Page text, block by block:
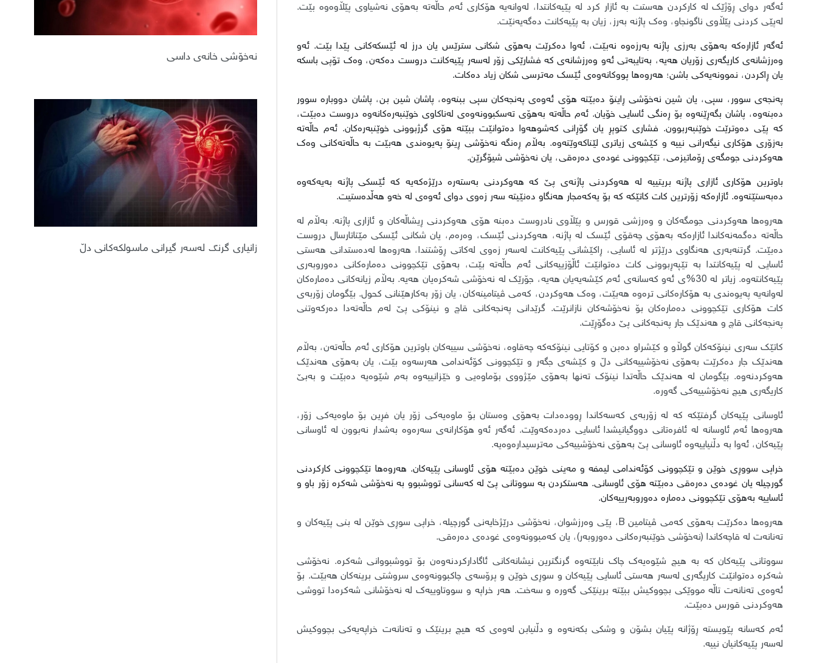
ئەگەر دوای ڕۆژێک لە کارکردن هەستت بە ئازار کرد لە پێیەکانتدا، لەوانەیە هۆکاری ئەم حاڵەتە بەهۆی نەشیاوی پێڵاوەوە بێت.
لەپێی کردنی پێڵاوی ناگونجاو، وەک پاژنە بەرز، زیان بە پێیەکانت دەگەیەنێت.
ئەگەر ئازارەکە بەهۆی بەرزی پاژنە بەرزەوە نەبێت، ئەوا دەکرێت بەهۆی شکانی سترێس یان درز لە ئێسکەکانی پێدا بێت. ئەو
وەرزشانەی کاریگەری زۆریان هەیە، بەتایبەتی ئەو وەرزشانەی کە فشارێکی زۆر لەسەر پێیەکانت دروست دەکەن، وەک تۆپی باسکە
یان ڕاکردن، نموونەیەکی باشن؛ هەروەها پووکانەوەی ئێسک مەترسی شکان زیاد دەکات.
پەنجەی سوور، سپی، یان شین نەخۆشی ڕاینۆ دەبێتە هۆی ئەوەی پەنجەکان سپی ببنەوە، پاشان شین بن، پاشان دووبارە سوور
دەبنەوە، پاشان بگەڕێنەوە بۆ ڕەنگی ئاسایی خۆیان. ئەم حاڵەتە بەهۆی تەسکبوونەوەی لەناکاوی خوێنبەرەکانەوە دروست دەبێت،
کە پێی دەوترێت خوێنبەربوون. فشاری کتوپڕ یان گۆڕانی کەشوهەوا دەتوانێت ببێتە هۆی گرژبوونی خوێنبەرەکان. ئەم حاڵەتە
بەزۆری هۆکاری نیگەرانی نییە و کێشەی زیاتری لێناکەوێتەوە. بەڵام ڕەنگە نەخۆشی ڕینۆ پەیوەندی هەبێت بە حاڵەتەکانی وەک
هەوکردنی جومگەی ڕۆماتیزمی، تێکچوونی غودەی دەرەقی، یان نەخۆشی شیۆگرێن.
باوترین هۆکاری ئازاری پاژنە بریتییە لە هەوکردنی پاژنەی پێ کە هەوکردنی بەستەرە درێژەکەیە کە ئێسکی پاژنە بەیەکەوە
دەبەستێتەوە. ئازارەکە زۆرترین کات کاتێکە کە بۆ یەکەمجار هەنگاو دەنێیتە سەر زەوی دوای ئەوەی لە خەو هەڵدەستیت.
هەروەها هەوکردنی جومگەکان و وەرزشی قورس و پێڵاوی نادروست دەبنە هۆی هەوکردنی ڕیشاڵەکان و ئازاری پاژنە. بەڵام لە
حاڵەتە دەگمەنەکاندا ئازارەکە بەهۆی چەقۆی ئێسک لە پاژنە، هەوکردنی ئێسک، وەرەم، یان شکانی ئێسکی مێتاتارسال دروست
دەبێت. گرتنەبەری هەنگاوی درێژتر لە ئاسایی، ڕاکێشانی پێیەکانت لەسەر زەوی لەکاتی ڕۆشتندا، هەروەها لەدەستدانی هەستی
ئاسایی لە پێیەکانتدا بە تێپەڕبوونی کات دەتوانێت ئاڵۆزییەکانی ئەم حاڵەتە بێت، بەهۆی تێکچوونی دەمارەکانی دەوروبەری
پێیەکانتەوە. زیاتر لە 30%ی ئەو کەسانەی ئەم کێشەیەیان هەیە، جۆرێک لە نەخۆشی شەکرەیان هەیە. بەڵام زیانەکانی دەمارەکان
لەوانەیە پەیوەندی بە هۆکارەکانی ترەوە هەبێت، وەک هەوکردن، کەمی ڤیتامینەکان، یان زۆر بەکارهێنانی کحول. بێگومان زۆربەی
کات هۆکاری تێکچوونی دەمارەکان بۆ نەخۆشەکان نازانرێت. گرێدانی پەنجەکانی قاچ و نینۆکی پێ لەم حاڵەتەدا دەرکەوتنی
پەنجەکانی قاچ و هەندێک جار پەنجەکانی پێ دەگۆڕێت.
کاتێک سەری نینۆکەکان گوڵاو و کێشراو دەبن و کۆتایی نینۆکەکە چەقاوە، نەخۆشی سییەکان باوترین هۆکاری ئەم حاڵەتەن، بەڵام
هەندێک جار دەکرێت بەهۆی نەخۆشییەکانی دڵ و کێشەی جگەر و تێکچوونی کۆئەندامی هەرسەوە بێت، یان بەهۆی هەندێک
هەوکردنەوە. بێگومان لە هەندێک حاڵەتدا نینۆک تەنها بەهۆی مێژووی بۆماوەیی و خێزانییەوە بەم شێوەیە دەبێت و بەبێ
کاریگەری هیچ نەخۆشییەکی گەورە.
ئاوسانی پێیەکان گرفتێکە کە لە زۆربەی کەسەکاندا ڕوودەدات بەهۆی وەستان بۆ ماوەیەکی زۆر یان فڕین بۆ ماوەیەکی زۆر،
هەروەها ئەم ئاوسانە لە ئافرەتانی دووگیانیشدا ئاسایی دەردەکەوێت. ئەگەر ئەو هۆکارانەی سەرەوە بەشدار نەبوون لە ئاوسانی
پێیەکان، ئەوا بە دڵنیاییەوە ئاوسانی پێ بەهۆی نەخۆشییەکی مەترسیدارەوەیە.
خراپی سووڕی خوێن و تێکچوونی کۆئەندامی لیمفە و مەینی خوێن دەبێتە هۆی ئاوسانی پێیەکان. هەروەها تێکچوونی کارکردنی
گورچیلە یان غودەی دەرەقی دەبێتە هۆی ئاوسانی. هەستکردن بە سووتانی پێ لە کەسانی تووشبوو بە نەخۆشی شەکرە زۆر باو و
ئاساییە بەهۆی تێکچوونی دەمارە دەوروبەرییەکان.
هەروەها دەکرێت بەهۆی کەمی ڤیتامین B، پێی وەرزشوان، نەخۆشی درێژخایەنی گورچیلە، خراپی سوڕی خوێن لە بنی پێیەکان و
تەنانەت لە قاچەکاندا (نەخۆشی خوێنبەرەکانی دەوروبەر)، یان کەمبوونەوەی غودەی دەرەقی.
سووتانی پێیەکان کە بە هیچ شێوەیەک چاک نابێتەوە گرنگترین نیشانەکانی ئاگادارکردنەوەن بۆ تووشبووانی شەکرە. نەخۆشی
شەکرە دەتوانێت کاریگەری لەسەر هەستی ئاسایی پێیەکان و سوڕی خوێن و پرۆسەی چاکبوونەوەی سروشتی برینەکان هەبێت. بۆ
ئەوەی تەنانەت تاڵە مووێکی بچووکیش ببێتە برینێکی گەورە و سەخت. هەر خراپە و سووتاوییەک لە نەخۆشانی شەکرەدا تووشی
هەوکردنی قورس دەبێت.
ئەم کەسانە پێویستە ڕۆژانە پێیان بشۆن و وشکی بکەنەوە و دڵنیابن لەوەی کە هیچ برینێک و تەنانەت خراپەیەکی بچووکیش
لەسەر پێیەکانیان نییە.
نەخۆشی خانەی داسی
زانیاری گرنگ لەسەر گیرانی ماسولکەکانی دڵ